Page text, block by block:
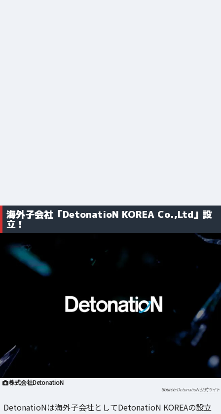
海外子会社「DetonatioN KOREA Co.,Ltd」設
立！
株式会社DetonatioN
DetonatioN公式サイト
DetonatioNは海外子会社としてDetonatioN KOREAの設立